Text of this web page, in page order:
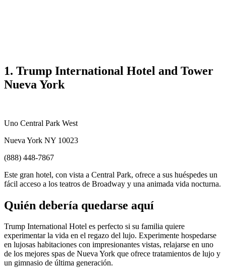
1. Trump International Hotel and Tower
Nueva York
Uno Central Park West
Nueva York NY 10023
(888) 448-7867
Este gran hotel, con vista a Central Park, ofrece a sus huéspedes un
fácil acceso a los teatros de Broadway y una animada vida nocturna.
Quién debería quedarse aquí
Trump International Hotel es perfecto si su familia quiere
experimentar la vida en el regazo del lujo. Experimente hospedarse
en lujosas habitaciones con impresionantes vistas, relajarse en uno
de los mejores spas de Nueva York que ofrece tratamientos de lujo y
un gimnasio de última generación.